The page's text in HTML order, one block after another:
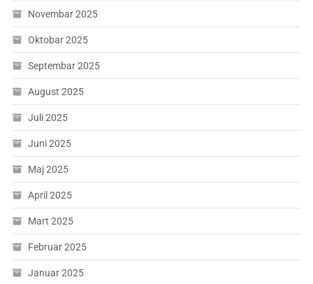
Novembar 2025
Oktobar 2025
Septembar 2025
August 2025
Juli 2025
Juni 2025
Maj 2025
April 2025
Mart 2025
Februar 2025
Januar 2025